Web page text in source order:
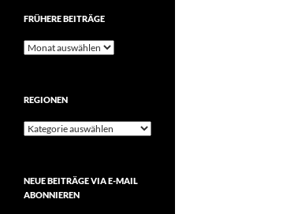
FRÜHERE BEITRÄGE
Frühere
REGIONEN
Regionen
NEUE BEITRÄGE VIA E-MAIL
ABONNIEREN